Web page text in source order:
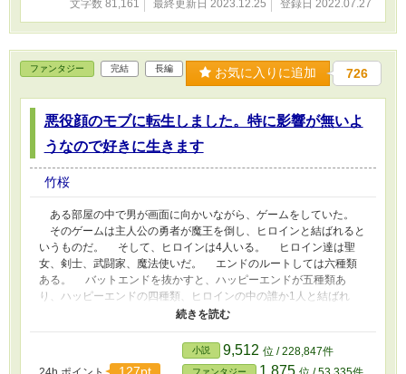
文字数 81,161 最終更新日 2023.12.25 登録日 2022.07.27
ファンタジー 完結 長編 お気に入りに追加 726
悪役顔のモブに転生しました。特に影響が無いよ
うなので好きに生きます
竹桜
ある部屋の中で男が画面に向かいながら、ゲームをしていた。
そのゲームは主人公の勇者が魔王を倒し、ヒロインと結ばれると
いうものだ。 そして、ヒロインは4人いる。 ヒロイン達は聖
女、剣士、武闘家、魔法使いだ。 エンドのルートしては六種類
ある。 バットエンドを抜かすと、ハッピーエンドが五種類あ
り、ハッピーエンドの四種類、ヒロインの中の誰か1人と結ばれ
る。 残りのハッピーエンドはハーレムエンドである。 大好き
で、ご飯を食べようと思い、台所に行こうとして、足を滑らせ、頭
を強く打ってしまった。 そして、主人公は不幸にも死んでしま
127pt
小説 9,512 位 / 228,847件
ファンタジー 1,875